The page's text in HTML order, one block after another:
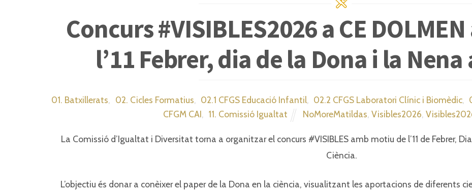
Concurs #VISIBLES2026 a CE
l’11 Febrer, dia de la Dona i la
01. Batxillerats, 02. Cicles Formatius, 02.1 CFGS Educació Infantil, 02.2 CFGS Laboratori Clínic i Biomèdic,
CFGM CAI, 11. Comissió Igualtat NoMoreMatildas, Visibles2026,
La Comissió d’Igualtat i Diversitat torna a organitzar el concurs #VISIBLES amb motiu de l’11 de Febrer,
Ciència.
L’objectiu és donar a conèixer el paper de la Dona en la ciència, visualitzant les aportacions de diferents